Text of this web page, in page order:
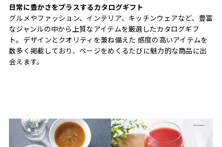
日常に豊かさをプラスするカタログギフト
グルメやファッション、インテリア、キッチンウェアなど、豊富
なジャンルの中から上質なアイテムを厳選したカタログギフ
ト。デザインとクオリティを兼ね備えた 感度の高いアイテムを
数多く掲載しており、ページをめくるたびに魅力的な商品に出
会えます。